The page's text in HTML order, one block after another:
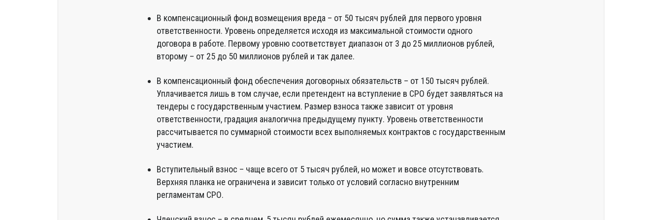
В компенсационный фонд возмещения вреда – от 50 тысяч рублей для первого уровня
ответственности. Уровень определяется исходя из максимальной стоимости одного
договора в работе. Первому уровню соответствует диапазон от 3 до 25 миллионов рублей,
второму – от 25 до 50 миллионов рублей и так далее.
В компенсационный фонд обеспечения договорных обязательств – от 150 тысяч рублей.
Уплачивается лишь в том случае, если претендент на вступление в СРО будет заявляться на
тендеры с государственным участием. Размер взноса также зависит от уровня
ответственности, градация аналогична предыдущему пункту. Уровень ответственности
рассчитывается по суммарной стоимости всех выполняемых контрактов с государственным
участием.
Вступительный взнос – чаще всего от 5 тысяч рублей, но может и вовсе отсутствовать.
Верхняя планка не ограничена и зависит только от условий согласно внутренним
регламентам СРО.